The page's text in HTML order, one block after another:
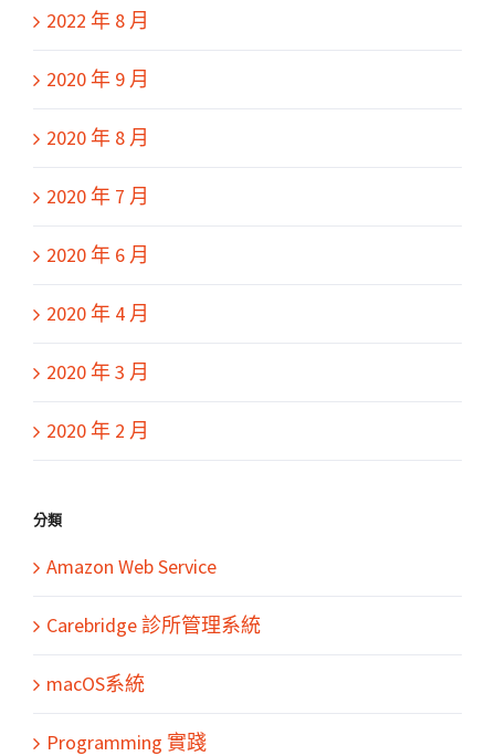
2022 年 8 月
2020 年 9 月
2020 年 8 月
2020 年 7 月
2020 年 6 月
2020 年 4 月
2020 年 3 月
2020 年 2 月
分類
Amazon Web Service
Carebridge 診所管理系統
macOS系統
Programming 實踐